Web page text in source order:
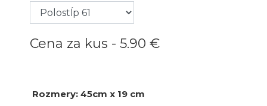
Cena za kus - 5.90 €
Rozmery: 45cm x 19 cm